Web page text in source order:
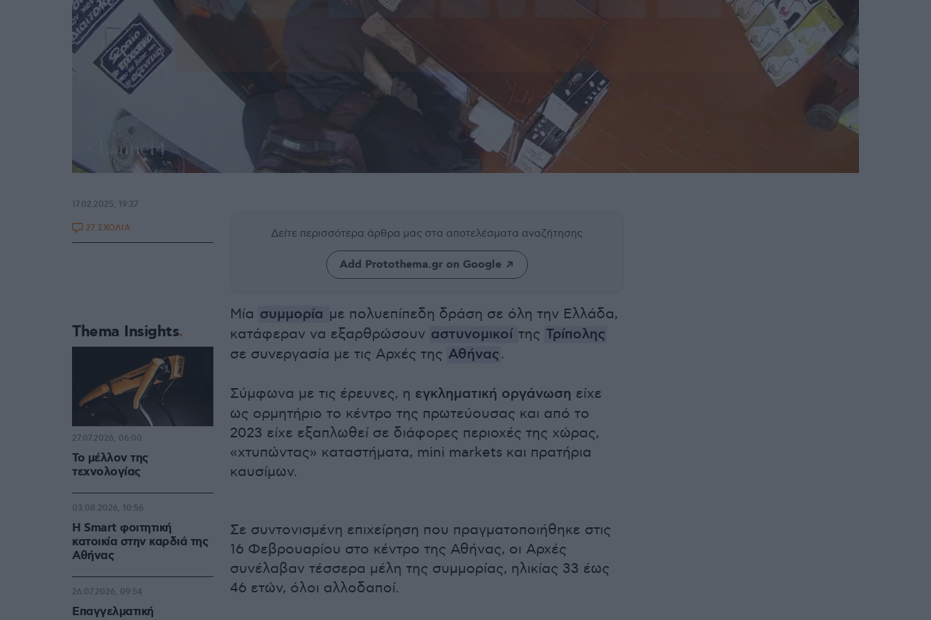
Δείτε περισσότερα άρθρα μας στα αποτελέσματα αναζήτησης
Add Protothema.gr on Google
Μία συμμορία με πολυεπίπεδη δράση σε όλη την Ελλάδα,
κατάφεραν να εξαρθρώσουν αστυνομικοί της Τρίπολης
σε συνεργασία με τις Αρχές της Αθήνας.
Σύμφωνα με τις έρευνες, η εγκληματική οργάνωση είχε
ως ορμητήριο το κέντρο της πρωτεύουσας και από το
2023 είχε εξαπλωθεί σε διάφορες περιοχές της χώρας,
«χτυπώντας» καταστήματα, mini markets και πρατήρια
καυσίμων.
Σε συντονισμένη επιχείρηση που πραγματοποιήθηκε στις
16 Φεβρουαρίου στο κέντρο της Αθήνας, οι Αρχές
συνέλαβαν τέσσερα μέλη της συμμορίας, ηλικίας 33 έως
46 ετών, όλοι αλλοδαποί.
17.02.2025, 19:37
27 ΣΧΟΛΙΑ
Thema Insights
Το μέλλον της
τεχνολογίας
27.07.2026, 06:00
Η Smart φοιτητική
κατοικία στην καρδιά της
Αθήνας
03.08.2026, 10:56
Επαγγελματική
26.07.2026, 09:54